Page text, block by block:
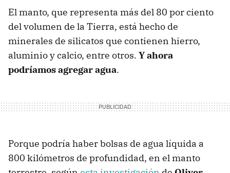
El manto, que representa más del 80 por ciento
del volumen de la Tierra, está hecho de
minerales de silicatos que contienen hierro,
aluminio y calcio, entre otros. Y ahora
podríamos agregar agua.
Porque podría haber bolsas de agua líquida a
800 kilómetros de profundidad, en el manto